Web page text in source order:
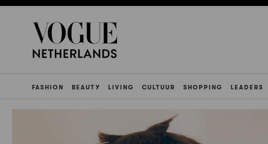
FASHION BEAUTY LIVING CULTUUR SHOPPING LEADERS